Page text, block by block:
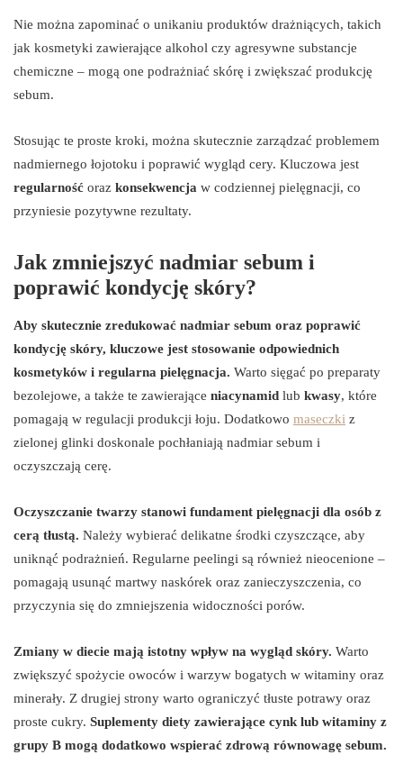
Nie można zapominać o unikaniu produktów drażniących, takich
jak kosmetyki zawierające alkohol czy agresywne substancje
chemiczne – mogą one podrażniać skórę i zwiększać produkcję
sebum.
Stosując te proste kroki, można skutecznie zarządzać problemem
nadmiernego łojotoku i poprawić wygląd cery. Kluczowa jest
regularność oraz konsekwencja w codziennej pielęgnacji, co
przyniesie pozytywne rezultaty.
Jak zmniejszyć nadmiar sebum i
poprawić kondycję skóry?
Aby skutecznie zredukować nadmiar sebum oraz poprawić
kondycję skóry, kluczowe jest stosowanie odpowiednich
kosmetyków i regularna pielęgnacja. Warto sięgać po preparaty
bezolejowe, a także te zawierające niacynamid lub kwasy, które
pomagają w regulacji produkcji łoju. Dodatkowo maseczki z
zielonej glinki doskonale pochłaniają nadmiar sebum i
oczyszczają cerę.
Oczyszczanie twarzy stanowi fundament pielęgnacji dla osób z
cerą tłustą. Należy wybierać delikatne środki czyszczące, aby
uniknąć podrażnień. Regularne peelingi są również nieocenione –
pomagają usunąć martwy naskórek oraz zanieczyszczenia, co
przyczynia się do zmniejszenia widoczności porów.
Zmiany w diecie mają istotny wpływ na wygląd skóry. Warto
zwiększyć spożycie owoców i warzyw bogatych w witaminy oraz
minerały. Z drugiej strony warto ograniczyć tłuste potrawy oraz
proste cukry. Suplementy diety zawierające cynk lub witaminy z
grupy B mogą dodatkowo wspierać zdrową równowagę sebum.